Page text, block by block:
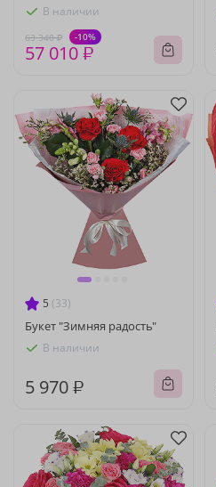
В наличии
63 340 ₽ -10%
57 010 ₽
5 (33)
Букет "Зимняя радость"
В наличии
5 970 ₽